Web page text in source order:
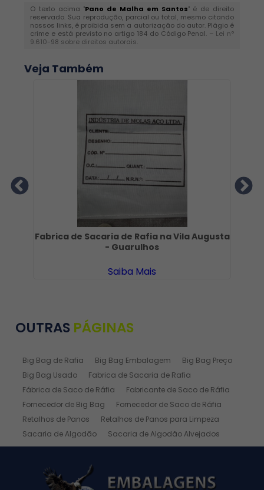
O texto acima "Pano de Malha em Santos" é de direito
reservado. Sua reprodução, parcial ou total, mesmo citando
nossos links, é proibida sem a autorização do autor. Plágio é
crime e está previsto no artigo 184 do Código Penal. – Lei n°
9.610-98 sobre direitos autorais.
Veja Também
Fabrica de Sacaria de Rafia na Vila Augusta
- Guarulhos
Saiba Mais
OUTRAS PÁGINAS
Big Bag de Rafia Big Bag Embalagem
Big Bag Preço
Big Bag Usado
Fabrica de Sacaria de Rafia
Fábrica de Saco de Ráfia
Fabricante de Saco de Ráfia
Fornecedor de Big Bag
Fornecedor de Saco de Ráfia
Retalhos de Panos
Retalhos de Panos para Limpeza
Sacaria de Algodão
Sacaria de Algodão Alvejados
Sacaria de Ráfia
Sacaria de Rafia Laminada
Saco de Rafia
Saco de Rafia 100 Kg